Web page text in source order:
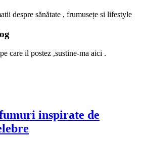
despre sănătate , frumusețe si lifestyle
care il postez ,sustine-ma aici .
inspirate de